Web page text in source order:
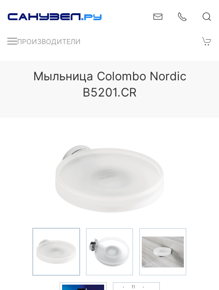
ПРОИЗВОДИТЕЛИ
Мыльница Colombo Nordic
B5201.CR